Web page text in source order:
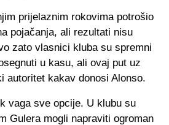
prijelaznim rokovima potrošio
pojačanja, ali rezultati nisu
zato vlasnici kluba su spremni
u kasu, ali ovaj put uz
autoritet kakav donosi Alonso.
vagа sve opcije. U klubu su
Gulera mogli napraviti ogroman